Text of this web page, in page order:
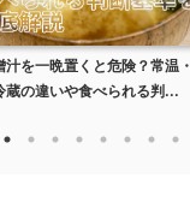
器代用アイデア5選｜保存袋
やラップで簡単解決